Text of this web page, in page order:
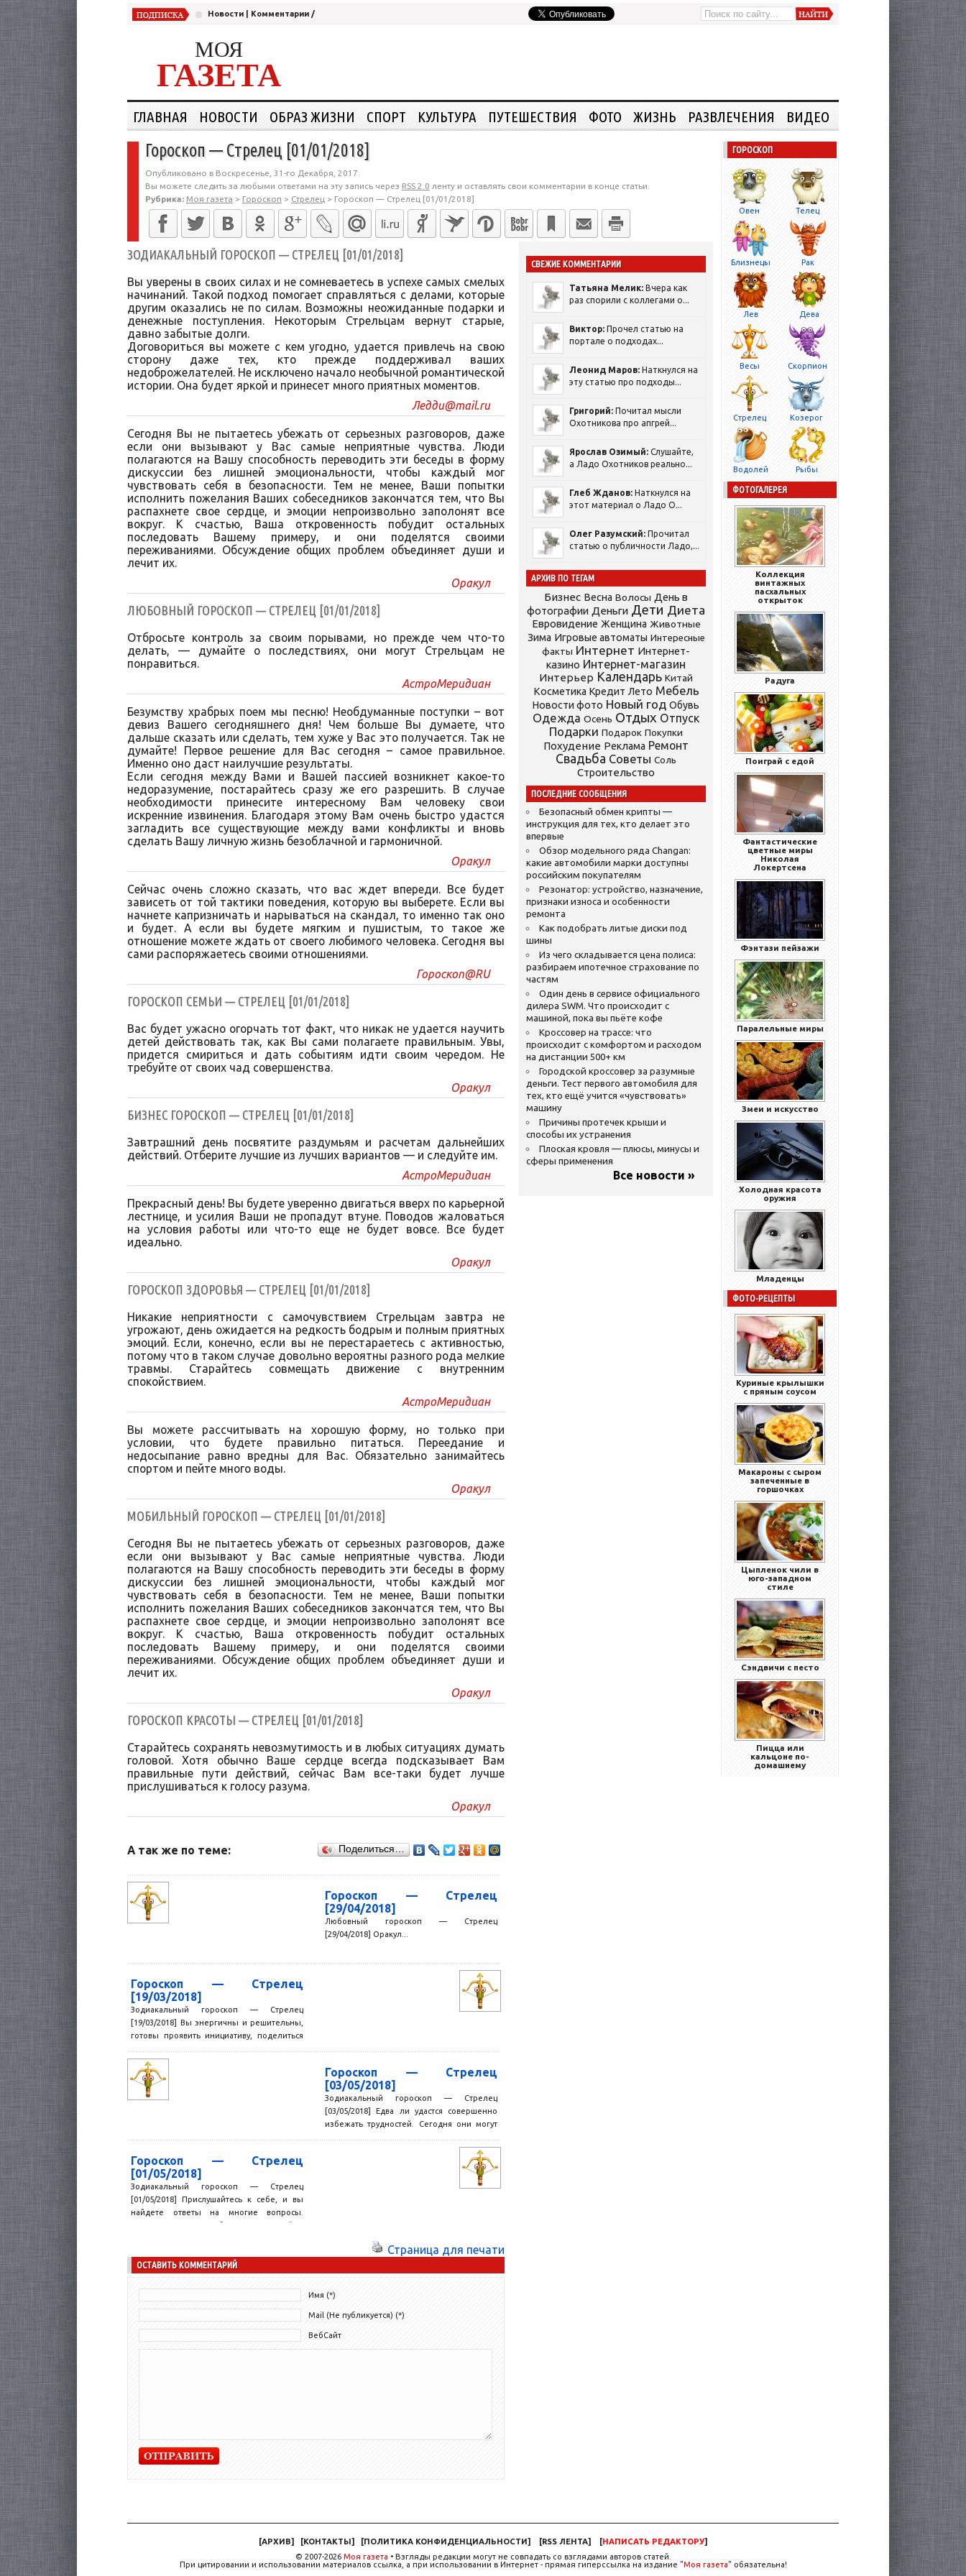
Новости Комментарии /
МОЯ
ГАЗЕТА
ГЛАВНАЯ НОВОСТИ ОБРАЗ ЖИЗНИ СПОРТ КУЛЬТУРА ПУТЕШЕСТВИЯ ФОТО ЖИЗНЬ РАЗВЛЕЧЕНИЯ ВИДЕО
Гороскоп — Стрелец [01/01/2018]
Опубликовано в Воскресенье, 31-го Декабря, 2017.
Вы можете следить за любыми ответами на эту запись через RSS 2.0 ленту и оставлять свои комментарии в конце статьи.
Рубрика: Моя газета > Гороскоп > Стрелец > Гороскоп — Стрелец [01/01/2018]
ЗОДИАКАЛЬНЫЙ ГОРОСКОП — СТРЕЛЕЦ [01/01/2018]
Вы уверены в своих силах и не сомневаетесь в успехе самых смелых
начинаний. Такой подход помогает справляться с делами, которые
другим оказались не по силам. Возможны неожиданные подарки и
денежные поступления. Некоторым Стрельцам вернут старые,
давно забытые долги.
Договориться вы можете с кем угодно, удается привлечь на свою
сторону даже тех, кто прежде поддерживал ваших
недоброжелателей. Не исключено начало необычной романтической
истории. Она будет яркой и принесет много приятных моментов.
Ледди@mail.ru
Сегодня Вы не пытаетесь убежать от серьезных разговоров, даже
если они вызывают у Вас самые неприятные чувства. Люди
полагаются на Вашу способность переводить эти беседы в форму
дискуссии без лишней эмоциональности, чтобы каждый мог
чувствовать себя в безопасности. Тем не менее, Ваши попытки
исполнить пожелания Ваших собеседников закончатся тем, что Вы
распахнете свое сердце, и эмоции непроизвольно заполонят все
вокруг. К счастью, Ваша откровенность побудит остальных
последовать Вашему примеру, и они поделятся своими
переживаниями. Обсуждение общих проблем объединяет души и
лечит их.
Оракул
ЛЮБОВНЫЙ ГОРОСКОП — СТРЕЛЕЦ [01/01/2018]
Отбросьте контроль за своим порывами, но прежде чем что-то
делать, — думайте о последствиях, они могут Стрельцам не
понравиться.
АстроМеридиан
Безумству храбрых поем мы песню! Необдуманные поступки – вот
девиз Вашего сегодняшнего дня! Чем больше Вы думаете, что
дальше сказать или сделать, тем хуже у Вас это получается. Так не
думайте! Первое решение для Вас сегодня – самое правильное.
Именно оно даст наилучшие результаты.
Если сегодня между Вами и Вашей пассией возникнет какое-то
недоразумение, постарайтесь сразу же его разрешить. В случае
необходимости принесите интересному Вам человеку свои
искренние извинения. Благодаря этому Вам очень быстро удастся
загладить все существующие между вами конфликты и вновь
сделать Вашу личную жизнь безоблачной и гармоничной.
Оракул
Сейчас очень сложно сказать, что вас ждет впереди. Все будет
зависеть от той тактики поведения, которую вы выберете. Если вы
начнете капризничать и нарываться на скандал, то именно так оно
и будет. А если вы будете мягким и пушистым, то такое же
отношение можете ждать от своего любимого человека. Сегодня вы
сами распоряжаетесь своими отношениями.
Гороскоп@RU
ГОРОСКОП СЕМЬИ — СТРЕЛЕЦ [01/01/2018]
Вас будет ужасно огорчать тот факт, что никак не удается научить
детей действовать так, как Вы сами полагаете правильным. Увы,
придется смириться и дать событиям идти своим чередом. Не
требуйте от своих чад совершенства.
Оракул
БИЗНЕС ГОРОСКОП — СТРЕЛЕЦ [01/01/2018]
Завтрашний день посвятите раздумьям и расчетам дальнейших
действий. Отберите лучшие из лучших вариантов — и следуйте им.
АстроМеридиан
Прекрасный день! Вы будете уверенно двигаться вверх по карьерной
лестнице, и усилия Ваши не пропадут втуне. Поводов жаловаться
на условия работы или что-то еще не будет вовсе. Все будет
идеально.
Оракул
ГОРОСКОП ЗДОРОВЬЯ — СТРЕЛЕЦ [01/01/2018]
Никакие неприятности с самочувствием Стрельцам завтра не
угрожают, день ожидается на редкость бодрым и полным приятных
эмоций. Если, конечно, если вы не перестараетесь с активностью,
потому что в таком случае довольно вероятны разного рода мелкие
травмы. Старайтесь совмещать движение с внутренним
спокойствием.
АстроМеридиан
Вы можете рассчитывать на хорошую форму, но только при
условии, что будете правильно питаться. Переедание и
недосыпание равно вредны для Вас. Обязательно занимайтесь
спортом и пейте много воды.
Оракул
МОБИЛЬНЫЙ ГОРОСКОП — СТРЕЛЕЦ [01/01/2018]
Сегодня Вы не пытаетесь убежать от серьезных разговоров, даже
если они вызывают у Вас самые неприятные чувства. Люди
полагаются на Вашу способность переводить эти беседы в форму
дискуссии без лишней эмоциональности, чтобы каждый мог
чувствовать себя в безопасности. Тем не менее, Ваши попытки
исполнить пожелания Ваших собеседников закончатся тем, что Вы
распахнете свое сердце, и эмоции непроизвольно заполонят все
вокруг. К счастью, Ваша откровенность побудит остальных
последовать Вашему примеру, и они поделятся своими
переживаниями. Обсуждение общих проблем объединяет души и
лечит их.
Оракул
ГОРОСКОП КРАСОТЫ — СТРЕЛЕЦ [01/01/2018]
Старайтесь сохранять невозмутимость и в любых ситуациях думать
головой. Хотя обычно Ваше сердце всегда подсказывает Вам
правильные пути действий, сейчас Вам все-таки будет лучше
прислушиваться к голосу разума.
Оракул
А так же по теме: Поделиться…
Гороскоп — Стрелец
[29/04/2018]
Любовный гороскоп — Стрелец
[29/04/2018] Оракул...
Гороскоп — Стрелец
[19/03/2018]
Зодиакальный гороскоп — Стрелец
[19/03/2018] Вы энергичны и решительны,
готовы проявить инициативу, поделиться
на подвиги....
Гороскоп — Стрелец
[03/05/2018]
Зодиакальный гороскоп — Стрелец
[03/05/2018] Едва ли удастся совершенно
избежать трудностей. Сегодня они могут
Гороскоп — Стрелец
[01/05/2018]
Зодиакальный гороскоп — Стрелец
[01/05/2018] Прислушайтесь к себе, и вы
найдете ответы на многие вопросы.
Интуиция сегодня будет чрезвычайно
Страница для печати
ОСТАВИТЬ КОММЕНТАРИЙ
Имя (*)
Mail (Не публикуется) (*)
ВебСайт
СВЕЖИЕ КОММЕНТАРИИ
Татьяна Мелик: Вчера как
раз спорили с коллегами о...
Виктор: Прочел статью на
портале о подходах...
Леонид Маров: Наткнулся на
эту статью про подходы...
Григорий: Почитал мысли
Охотникова про апгрей...
Ярослав Озимый: Слушайте,
а Ладо Охотников реально...
Глеб Жданов: Наткнулся на
этот материал о Ладо О...
Олег Разумский: Прочитал
статью о публичности Ладо,...
АРХИВ ПО ТЕГАМ
Бизнес Весна Волосы День в
фотографии Деньги Дети Диета
Евровидение Женщина Животные
Зима Игровые автоматы Интересные
факты Интернет Интернет-
казино Интернет-магазин
Интерьер Календарь Китай
Косметика Кредит Лето Мебель
Новости фото Новый год Обувь
Одежда Осень Отдых Отпуск
Подарки Подарок Покупки
Похудение Реклама Ремонт
Свадьба Советы Соль
Строительство
ПОСЛЕДНИЕ СООБЩЕНИЯ
Безопасный обмен крипты —
инструкция для тех, кто делает это
впервые
Обзор модельного ряда Changan:
какие автомобили марки доступны
российским покупателям
Резонатор: устройство, назначение,
признаки износа и особенности
ремонта
Как подобрать литые диски под
шины
Из чего складывается цена полиса:
разбираем ипотечное страхование по
частям
Один день в сервисе официального
дилера SWM. Что происходит с
машиной, пока вы пьёте кофе
Кроссовер на трассе: что
происходит с комфортом и расходом
на дистанции 500+ км
Городской кроссовер за разумные
деньги. Тест первого автомобиля для
тех, кто ещё учится «чувствовать»
машину
Причины протечек крыши и
способы их устранения
Плоская кровля — плюсы, минусы и
сферы применения
Все новости »
ГОРОСКОП
Овен Телец
Близнецы Рак
Лев Дева
Весы Скорпион
Стрелец Козерог
Водолей Рыбы
ФОТОГАЛЕРЕЯ
Коллекция
винтажных
пасхальных
открыток
Радуга
Поиграй с едой
Фантастические
цветные миры
Николая
Локертсена
Фэнтази пейзажи
Паралельные миры
Змеи и искусство
Холодная красота
оружия
Младенцы
ФОТО-РЕЦЕПТЫ
Куриные крылышки
с пряным соусом
Макароны с сыром
запеченные в
горшочках
Цыпленок чили в
юго-западном
стиле
Сэндвичи с песто
Пицца или
кальцоне по-
домашнему
[АРХИВ] [КОНТАКТЫ] [ПОЛИТИКА КОНФИДЕНЦИАЛЬНОСТИ] [RSS ЛЕНТА] [НАПИСАТЬ РЕДАКТОРУ]
© 2007-2026 Моя газета • Взгляды редакции могут не совпадать со взглядами авторов статей.
При цитировании и использовании материалов ссылка, а при использовании в Интернет - прямая гиперссылка на издание "Моя газета" обязательна!